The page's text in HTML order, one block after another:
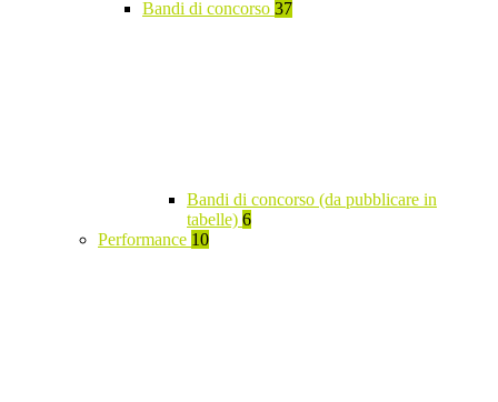
Bandi di concorso 37
Bandi di concorso (da pubblicare in
tabelle) 6
Performance 10